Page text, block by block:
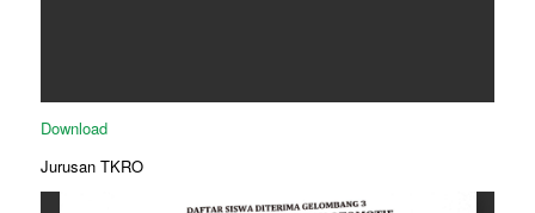
Download
Jurusan TKRO